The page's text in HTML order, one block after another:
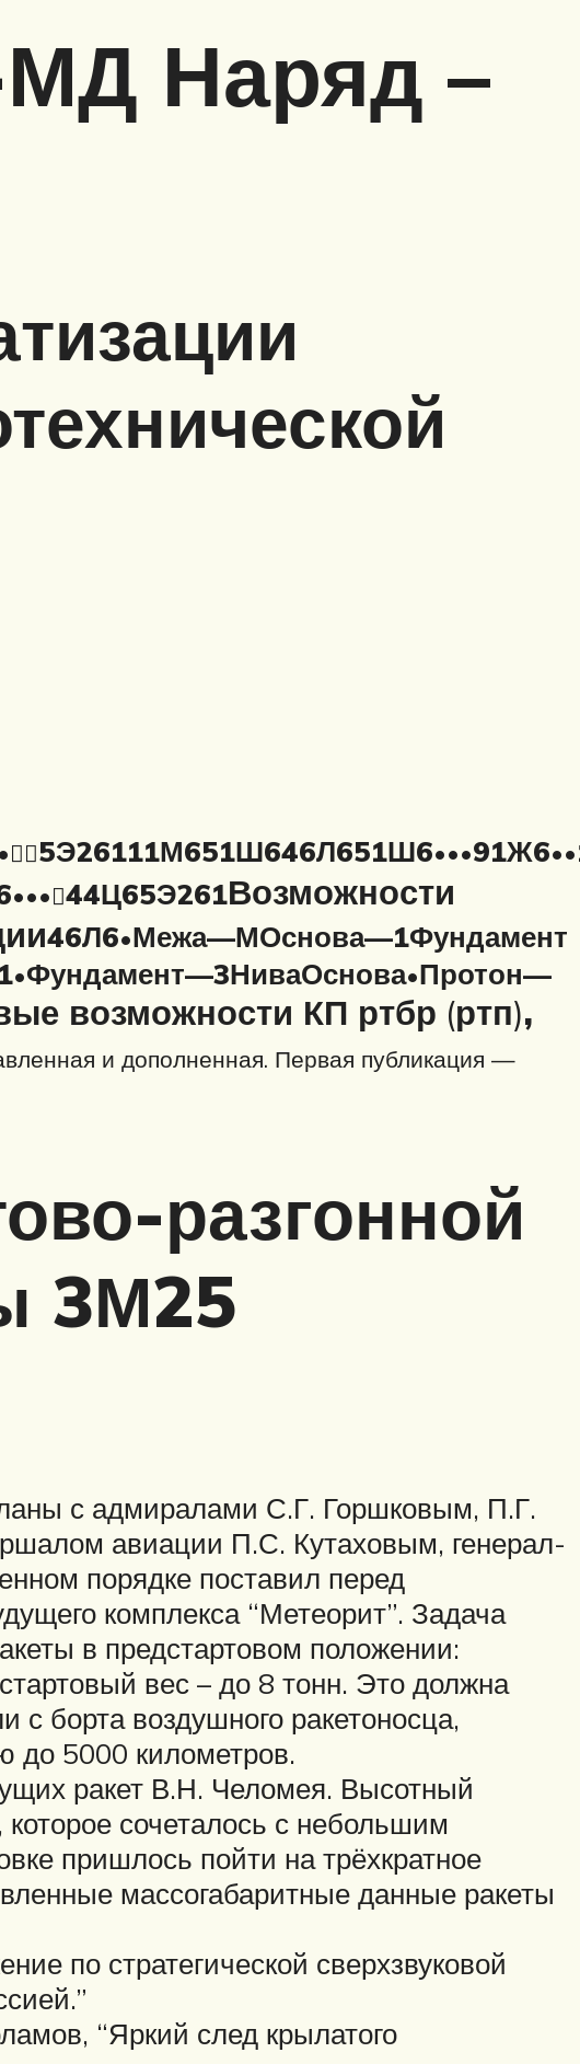
Наряд –
•5Э26111М651Ш646Л651Ш6•••91Ж6••
•••44Ц65Э261Возможности
46Л6•Межа—МОснова—1Фундамент
•Фундамент—3НиваОснова•Протон—
возможности КП ртбр (ртп),
и дополненная. Первая публикация —
разгонной
3М25
с адмиралами С.Г. Горшковым, П.Г.
авиации П.С. Кутаховым, генерал-
порядке поставил перед
комплекса “Метеорит”. Задача
в предстартовом положении:
вес – до 8 тонн. Это должна
борта воздушного ракетоносца,
до 5000 километров.
ракет В.Н. Челомея. Высотный
сочеталось с небольшим
пришлось пойти на трёхкратное
массогабаритные данные ракеты
по стратегической сверхзвуковой
“Яркий след крылатого